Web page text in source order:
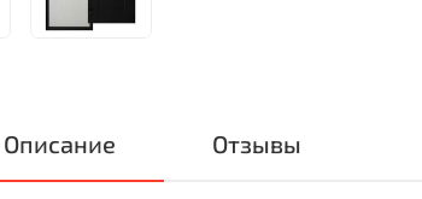
Описание Отзывы